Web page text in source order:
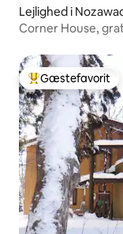
Lejlighed i
Corner House,
Bedste
Gæstefavorit